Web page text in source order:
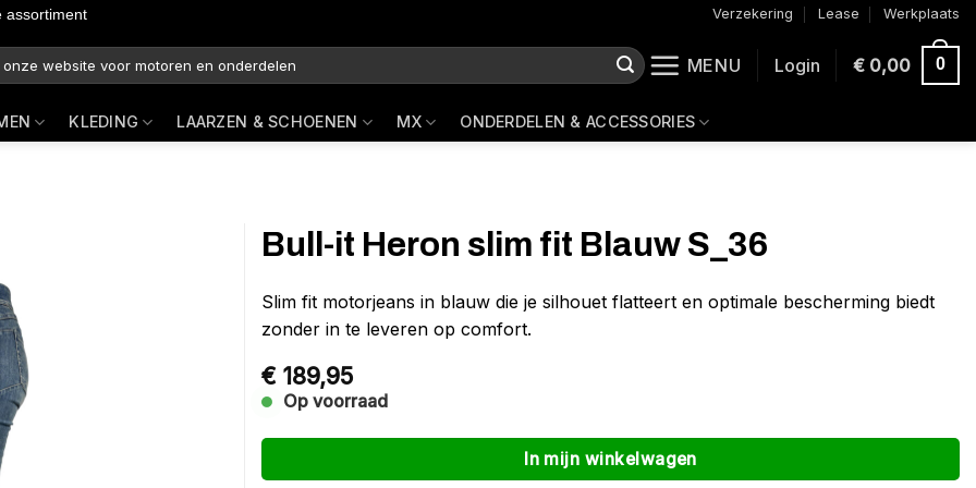
assortiment Verzekering Lease Werkplaats
MENU Login €0,00 0
KLEDING LAARZEN & SCHOENEN MX ONDERDELEN & ACCESSORIES
Bull-it Heron slim fit Blauw S_36
Slim fit motorjeans in blauw die je silhouet flatteert en optimale bescherming biedt
zonder in te leveren op comfort.
€ 189,95
Op voorraad
In mijn winkelwagen